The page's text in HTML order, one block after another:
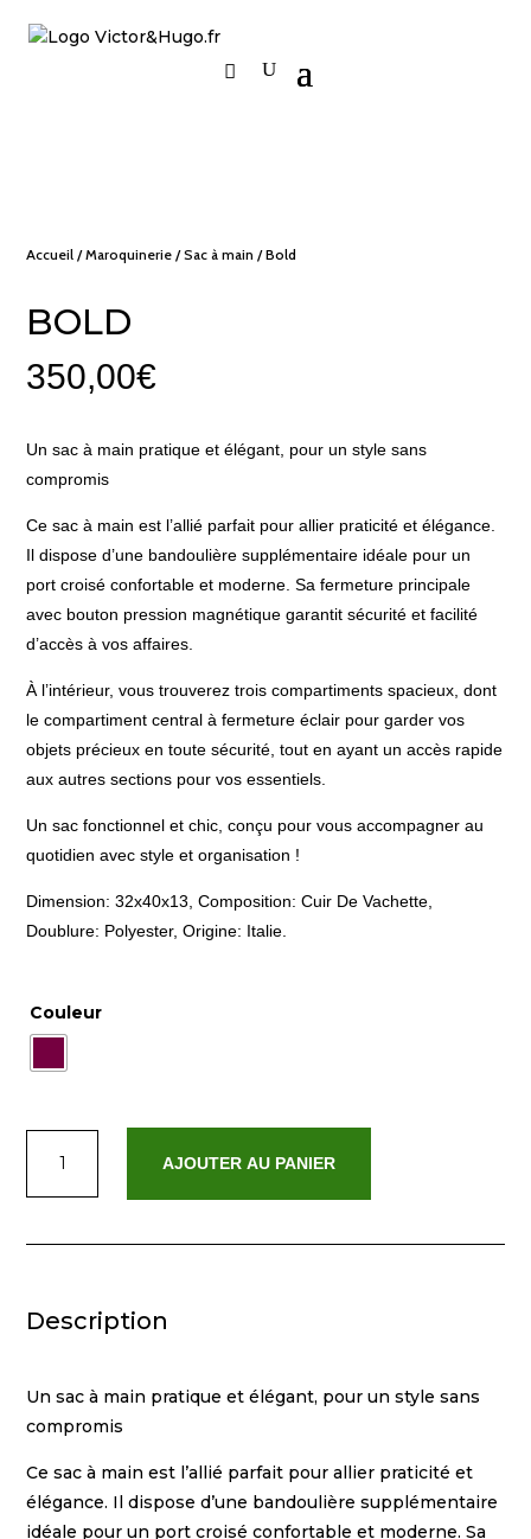
Accueil /Maroquinerie /Sac à main / Bold
BOLD
350,00€
Un sac à main pratique et élégant, pour un style sans
compromis
Ce sac à main est l’allié parfait pour allier praticité et élégance.
Il dispose d’une bandoulière supplémentaire idéale pour un
port croisé confortable et moderne. Sa fermeture principale
avec bouton pression magnétique garantit sécurité et facilité
d’accès à vos affaires.
À l’intérieur, vous trouverez trois compartiments spacieux, dont
le compartiment central à fermeture éclair pour garder vos
objets précieux en toute sécurité, tout en ayant un accès rapide
aux autres sections pour vos essentiels.
Un sac fonctionnel et chic, conçu pour vous accompagner au
quotidien avec style et organisation !
Dimension: 32x40x13, Composition: Cuir De Vachette,
Doublure: Polyester, Origine: Italie.
Couleur
Bold
AJOUTER AU PANIER
Description
Un sac à main pratique et élégant, pour un style sans
compromis
Ce sac à main est l’allié parfait pour allier praticité et
élégance. Il dispose d’une bandoulière supplémentaire
idéale pour un port croisé confortable et moderne. Sa